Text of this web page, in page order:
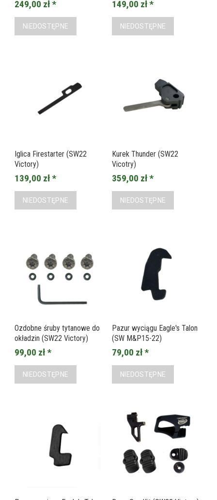
249,00 zł *
NIEDOSTĘPNE
149,00 zł *
NIEDOSTĘPNE
Iglica Firestarter (SW22
Victory)
139,00 zł *
NIEDOSTĘPNE
Kurek Thunder (SW22
Vicotry)
359,00 zł *
NIEDOSTĘPNE
Ozdobne śruby tytanowe do
okładzin (SW22 Victory)
99,00 zł *
NIEDOSTĘPNE
Pazur wyciągu Eagle's Talon
(SW M&P15-22)
79,00 zł *
NIEDOSTĘPNE